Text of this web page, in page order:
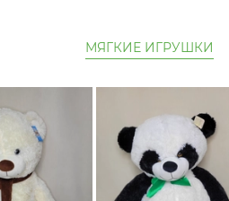
МЯГКИЕ ИГРУШКИ